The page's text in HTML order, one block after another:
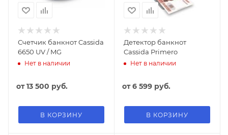
Счетчик банкнот Cassida
6650 UV / MG
Нет в наличии
от13 500 руб.
В КОРЗИНУ
Детектор банкнот
Cassida Primero
Нет в наличии
от6 599 руб.
В КОРЗИНУ